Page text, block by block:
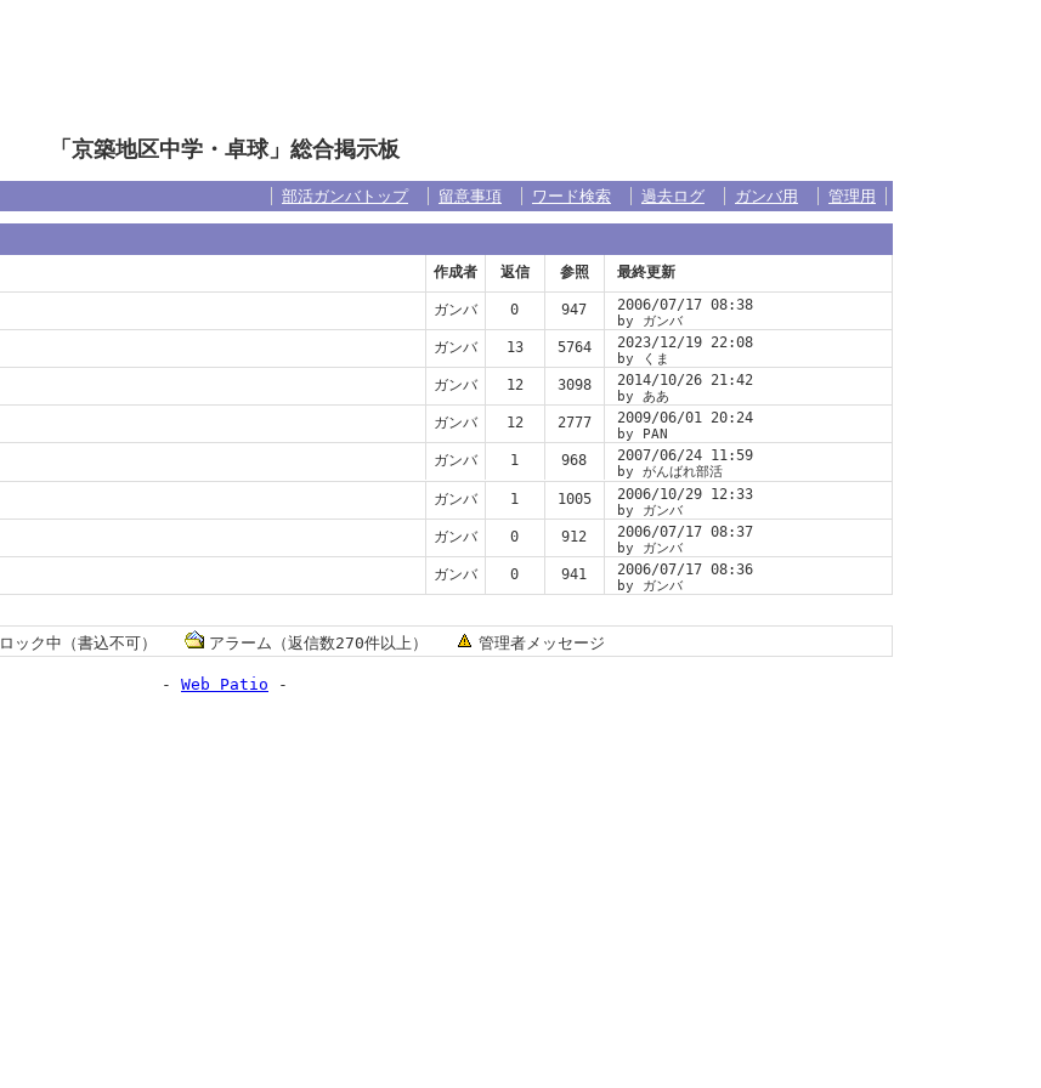
「京築地区中学・卓球」総合掲示板
部活ガンバトップ 留意事項 ワード検索 過去ログ ガンバ用 管理用
作成者 返信 参照 最終更新
ガンバ 0 947 2006/07/17 08:38
by ガンバ
ガンバ 13 5764 2023/12/19 22:08
by くま
ガンバ 12 3098 2014/10/26 21:42
by ああ
ガンバ 12 2777 2009/06/01 20:24
by PAN
ガンバ 1 968 2007/06/24 11:59
by がんばれ部活
ガンバ 1 1005 2006/10/29 12:33
by ガンバ
ガンバ 0 912 2006/07/17 08:37
by ガンバ
ガンバ 0 941 2006/07/17 08:36
by ガンバ
ロック中（書込不可） アラーム（返信数270件以上） 管理者メッセージ
- Web Patio -